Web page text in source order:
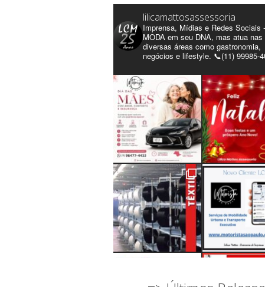
lilicamattosassessoria
Imprensa, Mídias e Redes Sociais
MODA em seu DNA, mas atua nas
diversas áreas como gastronomia,
negócios e lifestyle. 📞(11) 99985-